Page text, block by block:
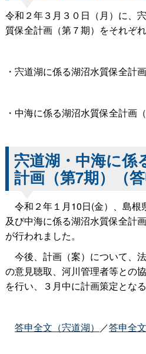
令和２年３月３０日（月）に、
質保全計画（第７期）をそれぞ
・宍道湖に係る湖沼水質保全計
・中海に係る湖沼水質保全計画（
宍道湖・中海に係
計画（第7期）（
令和２年１月10日(金）、島根
及び中海に係る湖沼水質保全計
が行われました。
今後、計画（案）について、
の意見聴取、河川管理者等との
を行い、３月中に計画策定となる
答申全文（宍道湖） ／答申全